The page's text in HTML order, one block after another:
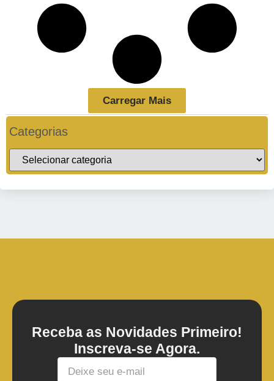
Carregar Mais
Categorias
Receba as Novidades Primeiro!
Inscreva-se Agora.